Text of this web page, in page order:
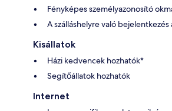
Fényképes személyazonosító
A szálláshelyre való bejelentkezés
Kisállatok
Házi kedvencek hozhatók*
Segítőállatok hozhatók
Internet